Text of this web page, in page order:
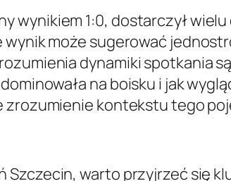
wynikiem 1:0, dostarczył
może sugerować
dynamiki spotkania
na boisku i jak
zrozumienie kontekstu tego
Szczecin, warto przyjrzeć się